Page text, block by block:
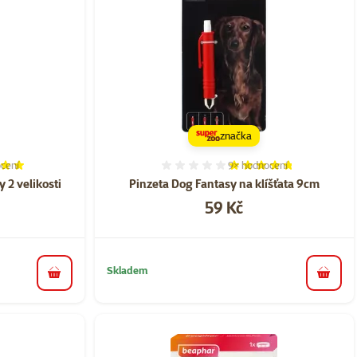
2 velikosti
100%, počet hodnocení: 4
do košíku
Pinzeta Dog Fantasy na klíšťata 9cm
Hodnocení 93%, počet
9× hodnocení
Cena
59 Kč
značka
Skladem
do